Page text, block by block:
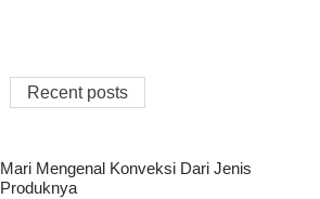
Recent posts
Mari Mengenal Konveksi Dari Jenis
Produknya